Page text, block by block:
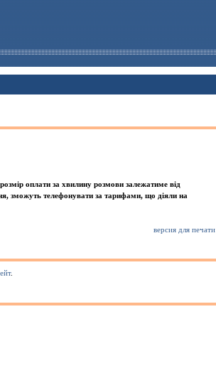
оплати за хвилину розмови залежатиме вiд
зможуть телефонувати за тарифами, що дiяли на
версия для печати
.